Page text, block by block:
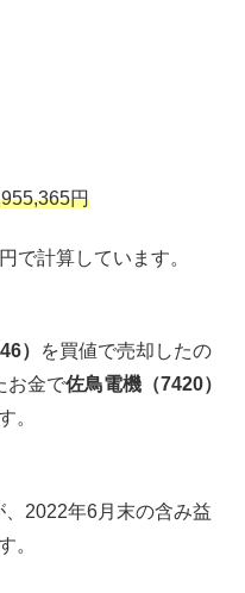
円
で計算しています。
）
を買値で売却したの
お金で佐鳥電機（7420）
。
2022年6月末の含み益
。